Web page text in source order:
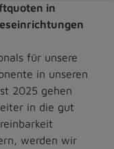
in
für unsere
in unseren
2025 gehen
in die gut
werden wir